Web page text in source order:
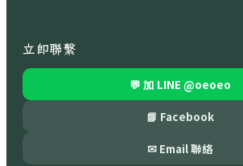
立即聯繫
💬 加 LINE @oeoeo
📘 Facebook
✉ Email 聯絡